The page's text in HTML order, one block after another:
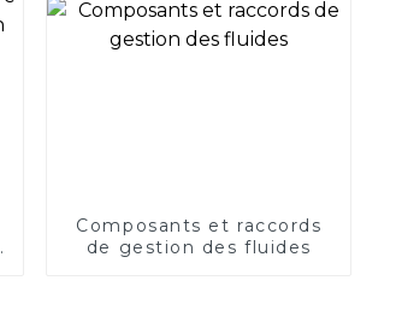
Composants et raccords
de gestion des fluides